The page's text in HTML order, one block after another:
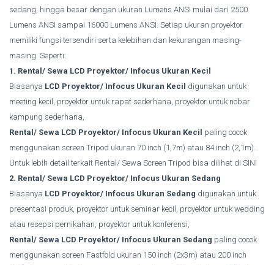
sedang, hingga besar dengan ukuran Lumens ANSI mulai dari 2500
Lumens ANSI sampai 16000 Lumens ANSI. Setiap ukuran proyektor
memiliki fungsi tersendiri serta kelebihan dan kekurangan masing-
masing. Seperti:
1. Rental/ Sewa LCD Proyektor/ Infocus Ukuran Kecil
Biasanya LCD Proyektor/ Infocus Ukuran Kecil digunakan untuk
meeting kecil, proyektor untuk rapat sederhana, proyektor untuk nobar
kampung sederhana,
Rental/ Sewa LCD Proyektor/ Infocus Ukuran Kecil paling cocok
menggunakan screen Tripod ukuran 70 inch (1,7m) atau 84 inch (2,1m).
Untuk lebih detail terkait Rental/ Sewa Screen Tripod bisa dilihat di SINI
2. Rental/ Sewa LCD Proyektor/ Infocus Ukuran Sedang
Biasanya LCD Proyektor/ Infocus Ukuran Sedang digunakan untuk
presentasi produk, proyektor untuk seminar kecil, proyektor untuk wedding
atau resepsi pernikahan, proyektor untuk konferensi,
Rental/ Sewa LCD Proyektor/ Infocus Ukuran Sedang paling cocok
menggunakan screen Fastfold ukuran 150 inch (2x3m) atau 200 inch